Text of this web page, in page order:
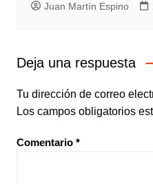
Juan Martín Espino
Deja una respuesta
Tu dirección de correo
Los campos obligatorios
Comentario *